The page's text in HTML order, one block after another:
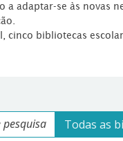
a adaptar-se às novas
cinco bibliotecas